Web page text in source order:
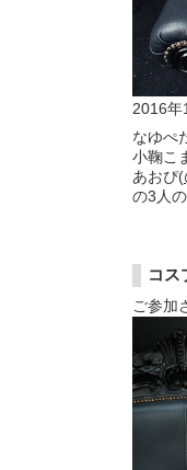
2016年
なゆぺ
小鞠こ
あおぴ(
の3人
コス
ご参加